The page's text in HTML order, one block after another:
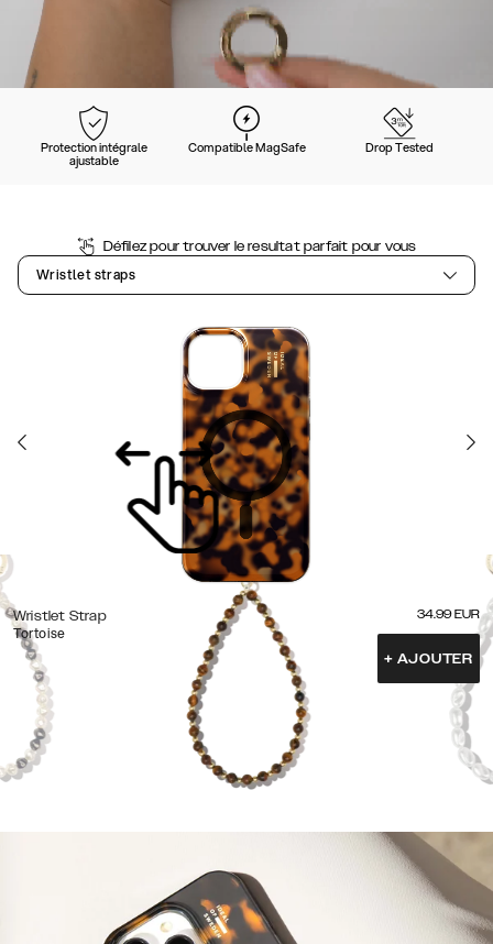
Protection intégrale
ajustable
Compatible MagSafe Drop Tested
Défilez pour trouver le resultat parfait pour vous
Wristlet straps
Wristlet Strap
Tortoise
34.99 EUR
+ AJOUTER